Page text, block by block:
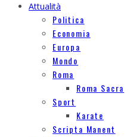
Attualità
Politica
Economia
Europa
Mondo
Roma
Roma Sacra
Sport
Karate
Scripta Manent